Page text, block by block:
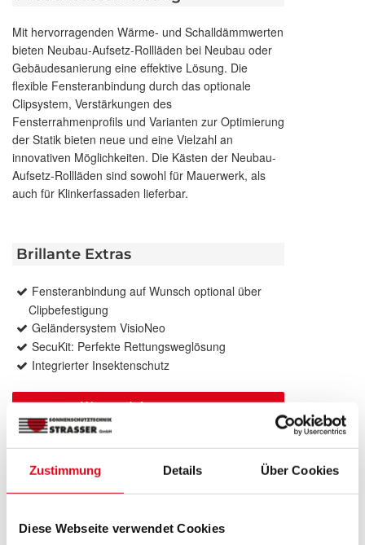
Zustimmung Details Über Cookies
Diese Webseite verwendet Cookies
Mit hervorragenden Wärme- und Schalldämmwerten
bieten Neubau-Aufsetz-Rollläden bei Neubau oder
Gebäudesanierung eine effektive Lösung. Die
flexible Fensteranbindung durch das optionale
Clipsystem, Verstärkungen des
Fensterrahmenprofils und Varianten zur Optimierung
der Statik bieten neue und eine Vielzahl an
innovativen Möglichkeiten. Die Kästen der Neubau-
Aufsetz-Rollläden sind sowohl für Mauerwerk, als
auch für Klinkerfassaden lieferbar.
Brillante Extras
Fensteranbindung auf Wunsch optional über
Clipbefestigung
Geländersystem VisioNeo
SecuKit: Perfekte Rettungsweglösung
Integrierter Insektenschutz
Weitere Informationen zu
Ausstattungsextras Rollladen
Weitere Informationen zu Rollladen-Profile